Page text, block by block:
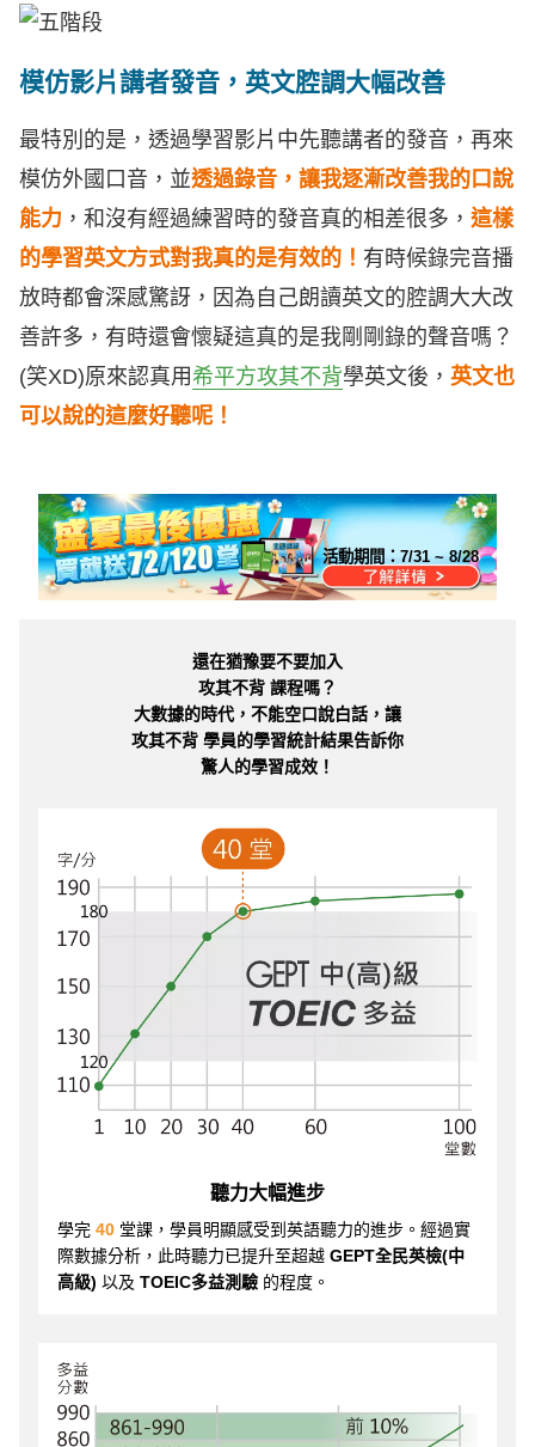
模仿影片講者發音，英文腔調大幅改善
最特別的是，透過學習影片中先聽講者的發音，再來
模仿外國口音，並透過錄音，讓我逐漸改善我的口說
能力 ，和沒有經過練習時的發音真的相差很多， 這樣
的學習英文方式對我真的是有效的！ 有時候錄完音播
放時都會深感驚訝，因為自己朗讀英文的腔調大大改
善許多，有時還會懷疑這真的是我剛剛錄的聲音嗎？
(笑XD)原來認真用希平方攻其不背學英文後， 英文也
可以說的這麼好聽呢！
活動期間：7/31 ~ 8/28
還在猶豫要不要加入
攻其不背 課程嗎？
大數據的時代，不能空口說白話，讓
攻其不背 學員的學習統計結果告訴你
驚人的學習成效！
聽力大幅進步
學完 40 堂課，學員明顯感受到英語聽力的進步。經過實
際數據分析，此時聽力已提升至超越 GEPT全民英檢(中
高級) 以及 TOEIC多益測驗 的程度。